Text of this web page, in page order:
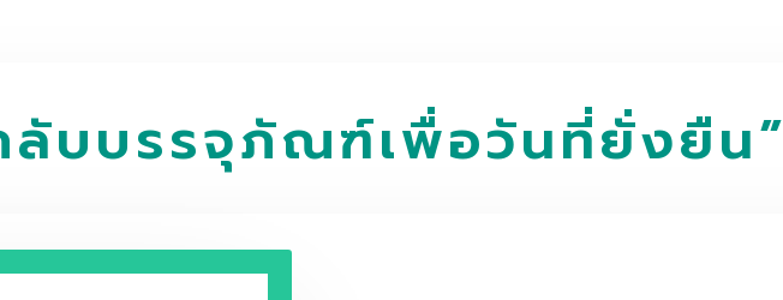
ลับบรรจุภัณฑ์เพื่อวันที่ยั่งยืน”